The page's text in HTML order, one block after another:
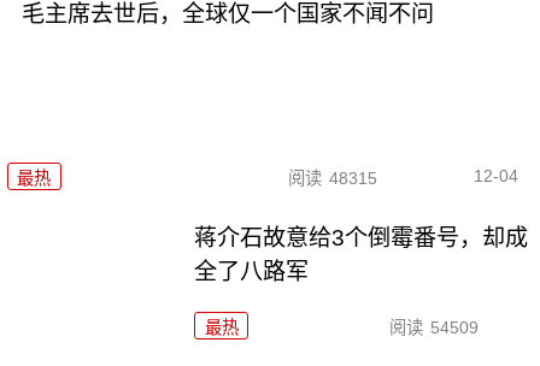
毛主席去世后，全球仅一个国家不闻不问
最热 阅读 48315 12-04
蒋介石故意给3个倒霉番号，却成
全了八路军
最热 阅读 54509